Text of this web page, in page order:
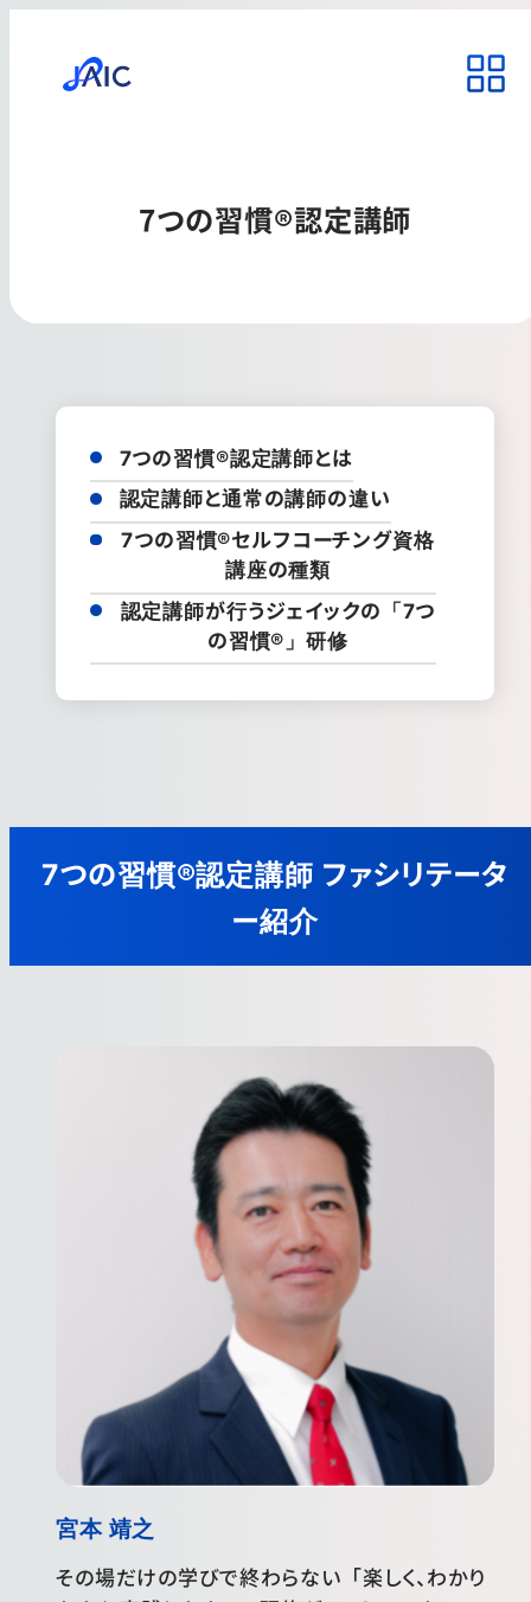
7つの習慣®認定講師
7つの習慣®認定講師とは
認定講師と通常の講師の違い
7つの習慣®セルフコーチング資格
講座の種類
認定講師が行うジェイックの「7つ
の習慣®」研修
7つの習慣®認定講師 ファシリテータ
ー紹介
宮本 靖之
その場だけの学びで終わらない「楽しく、わかり